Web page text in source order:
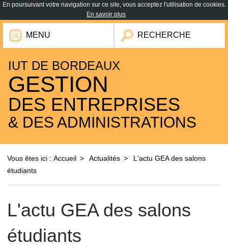
En poursuivant votre navigation sur ce site, vous acceptez l'utilisation de cookies.
En savoir plus
MENU RECHERCHE
IUT DE BORDEAUX
GESTION
DES ENTREPRISES
& DES ADMINISTRATIONS
Vous êtes ici : Accueil Actualités
L'actu GEA des salons
étudiants
L'actu GEA des salons
étudiants